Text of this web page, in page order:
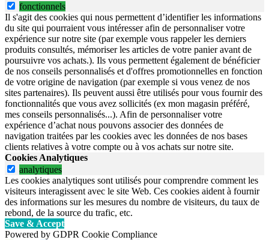
fonctionnels
Il s'agit des cookies qui nous permettent d’identifier les informations
du site qui pourraient vous intéresser afin de personnaliser votre
expérience sur notre site (par exemple vous rappeler les derniers
produits consultés, mémoriser les articles de votre panier avant de
poursuivre vos achats.). Ils vous permettent également de bénéficier
de nos conseils personnalisés et d'offres promotionnelles en fonction
de votre origine de navigation (par exemple si vous venez de nos
sites partenaires). Ils peuvent aussi être utilisés pour vous fournir des
fonctionnalités que vous avez sollicités (ex mon magasin préféré,
mes conseils personnalisés...). Afin de personnaliser votre
expérience d’achat nous pouvons associer des données de
navigation traitées par les cookies avec les données de nos bases
clients relatives à votre compte ou à vos achats sur notre site.
Cookies Analytiques
analytiques
Les cookies analytiques sont utilisés pour comprendre comment les
visiteurs interagissent avec le site Web. Ces cookies aident à fournir
des informations sur les mesures du nombre de visiteurs, du taux de
rebond, de la source du trafic, etc.
Save & Accept
Powered by GDPR Cookie Compliance